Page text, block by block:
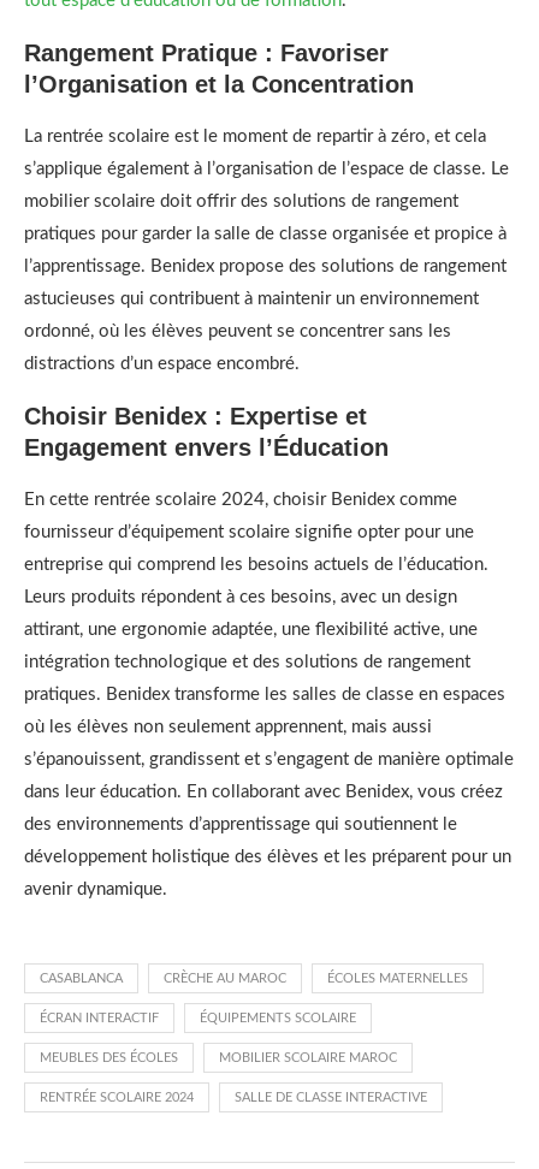
Rangement Pratique : Favoriser
l’Organisation et la Concentration
La rentrée scolaire est le moment de repartir à zéro, et cela
s’applique également à l’organisation de l’espace de classe. Le
mobilier scolaire doit offrir des solutions de rangement
pratiques pour garder la salle de classe organisée et propice à
l’apprentissage. Benidex propose des solutions de rangement
astucieuses qui contribuent à maintenir un environnement
ordonné, où les élèves peuvent se concentrer sans les
distractions d’un espace encombré.
Choisir Benidex : Expertise et
Engagement envers l’Éducation
En cette rentrée scolaire 2024, choisir Benidex comme
fournisseur d’équipement scolaire signifie opter pour une
entreprise qui comprend les besoins actuels de l’éducation.
Leurs produits répondent à ces besoins, avec un design
attirant, une ergonomie adaptée, une flexibilité active, une
intégration technologique et des solutions de rangement
pratiques. Benidex transforme les salles de classe en espaces
où les élèves non seulement apprennent, mais aussi
s’épanouissent, grandissent et s’engagent de manière optimale
dans leur éducation. En collaborant avec Benidex, vous créez
des environnements d’apprentissage qui soutiennent le
développement holistique des élèves et les préparent pour un
avenir dynamique.
CASABLANCA CRÈCHE AU MAROC ÉCOLES MATERNELLES
ÉCRAN INTERACTIF ÉQUIPEMENTS SCOLAIRE
MEUBLES DES ÉCOLES MOBILIER SCOLAIRE MAROC
RENTRÉE SCOLAIRE 2024 SALLE DE CLASSE INTERACTIVE